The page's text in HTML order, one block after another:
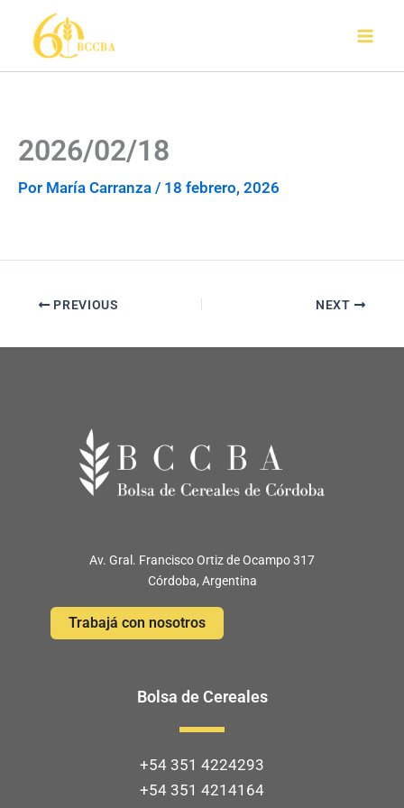
contenido
2026/02/18
Por María Carranza / 18 febrero, 2026
PREVIOUS NEXT
Av. Gral. Francisco Ortiz de Ocampo 317
Córdoba, Argentina
Trabajá con nosotros
Bolsa de Cereales
+54 351 4224293
+54 351 4214164